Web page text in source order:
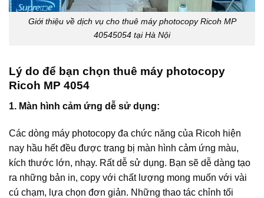
Giới thiệu về dịch vụ cho thuê máy photocopy Ricoh MP
40545054 tại Hà Nội
Lý do để bạn chọn thuê máy photocopy
Ricoh MP 4054
1. Màn hình cảm ứng dễ sử dụng:
Các dòng máy photocopy đa chức năng của Ricoh hiện
nay hầu hết đều được trang bị màn hình cảm ứng màu,
kích thước lớn, nhạy. Rất dễ sử dụng. Bạn sẽ dễ dàng tạo
ra những bản in, copy với chất lượng mong muốn với vài
cú chạm, lựa chọn đơn giản. Những thao tác chỉnh tối